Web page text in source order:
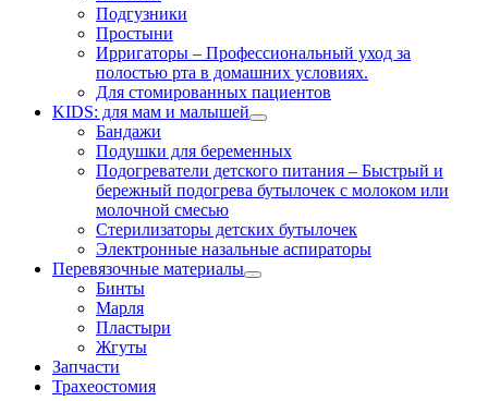
Подгузники
Простыни
Ирригаторы – Профессиональный уход за
полостью рта в домашних условиях.
Для стомированных пациентов
KIDS: для мам и малышей
Бандажи
Подушки для беременных
Подогреватели детского питания – Быстрый и
бережный подогрева бутылочек с молоком или
молочной смесью
Стерилизаторы детских бутылочек
Электронные назальные аспираторы
Перевязочные материалы
Бинты
Марля
Пластыри
Жгуты
Запчасти
Трахеостомия